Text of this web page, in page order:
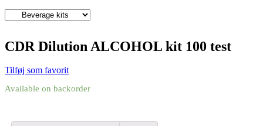
CDR Dilution ALCOHOL kit 100 test
Tilføj som favorit
Available on backorder